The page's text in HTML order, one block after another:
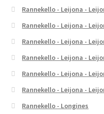
Rannekello - Leijona -
Rannekello - Leijona -
Rannekello - Leijona -
Rannekello - Leijona -
Rannekello - Leijona -
Rannekello - Leijona -
Rannekello - Longines